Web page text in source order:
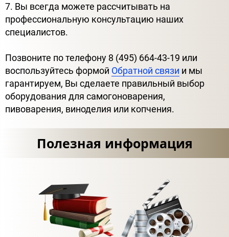
7. Вы всегда можете рассчитывать на
профессиональную консультацию наших
специалистов.
Позвоните по телефону 8 (495) 664-43-19 или
воспользуйтесь формой Обратной связи и мы
гарантируем, Вы сделаете правильный выбор
оборудования для самогоноварения,
пивоварения, виноделия или копчения.
Полезная информация